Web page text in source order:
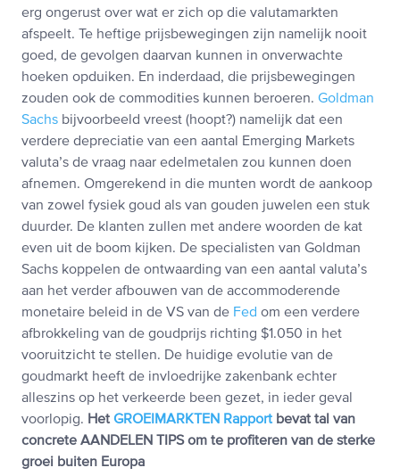
erg ongerust over wat er zich op die valutamarkten
afspeelt. Te heftige prijsbewegingen zijn namelijk nooit
goed, de gevolgen daarvan kunnen in onverwachte
hoeken opduiken. En inderdaad, die prijsbewegingen
zouden ook de commodities kunnen beroeren. Goldman
Sachs bijvoorbeeld vreest (hoopt?) namelijk dat een
verdere depreciatie van een aantal Emerging Markets
valuta’s de vraag naar edelmetalen zou kunnen doen
afnemen. Omgerekend in die munten wordt de aankoop
van zowel fysiek goud als van gouden juwelen een stuk
duurder. De klanten zullen met andere woorden de kat
even uit de boom kijken. De specialisten van Goldman
Sachs koppelen de ontwaarding van een aantal valuta’s
aan het verder afbouwen van de accommoderende
monetaire beleid in de VS van de Fed om een verdere
afbrokkeling van de goudprijs richting $1.050 in het
vooruitzicht te stellen. De huidige evolutie van de
goudmarkt heeft de invloedrijke zakenbank echter
alleszins op het verkeerde been gezet, in ieder geval
voorlopig. Het GROEIMARKTEN Rapport bevat tal van
concrete AANDELEN TIPS om te profiteren van de sterke
groei buiten Europa